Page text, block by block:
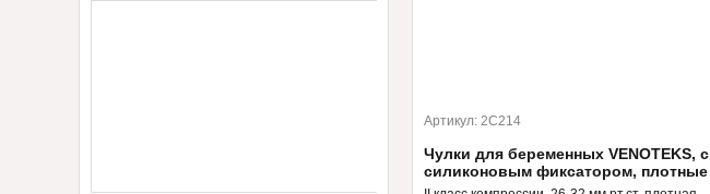
Артикул: 2C214
Чулки для беременных VENOTEKS, с
силиконовым фиксатором, плотные